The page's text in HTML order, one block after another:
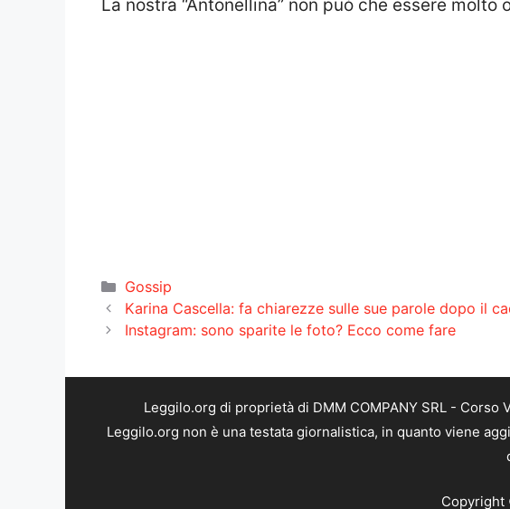
La nostra “Antonellina” non può che essere
Categorie
Gossip
Karina Cascella: fa chiarezze sulle sue parole dopo il
Instagram: sono sparite le foto? Ecco come fare
Leggilo.org di proprietà di DMM COMPANY SRL -
Leggilo.org non è una testata giornalistica, in quanto viene